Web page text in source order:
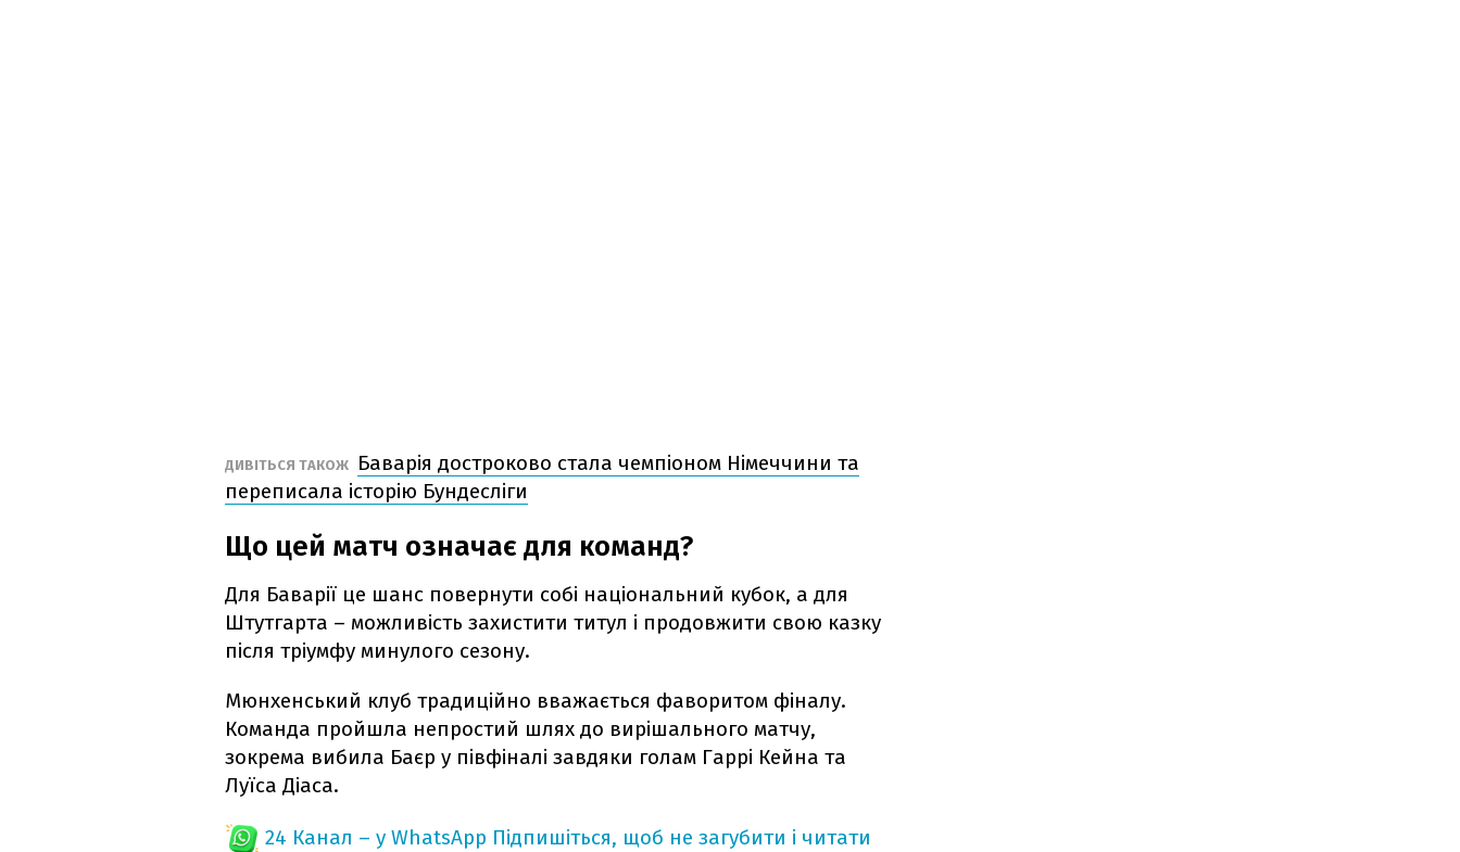
ДИВІТЬСЯ ТАКОЖ
Баварія достроково стала чемпіоном Німеччини та
переписала історію Бундесліги
Що цей матч означає для команд?
Для Баварії це шанс повернути собі національний кубок, а для
Штутгарта – можливість захистити титул і продовжити свою казку
після тріумфу минулого сезону.
Мюнхенський клуб традиційно вважається фаворитом фіналу.
Команда пройшла непростий шлях до вирішального матчу,
зокрема вибила Баєр у півфіналі завдяки голам Гаррі Кейна та
Луїса Діаса.
24 Канал – у WhatsApp Підпишіться, щоб не загубити і читати